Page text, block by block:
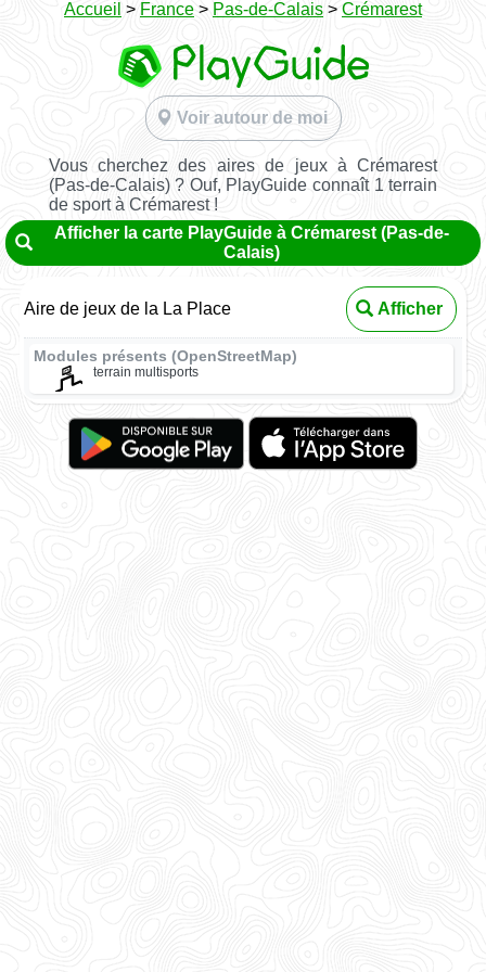
Accueil > France > Pas-de-Calais > Crémarest
Voir autour de moi
Vous cherchez des aires de jeux à Crémarest
(Pas-de-Calais) ? Ouf, PlayGuide connaît 1 terrain
de sport à Crémarest !
Afficher la carte PlayGuide à Crémarest (Pas-de-
Calais)
Aire de jeux de la La Place Afficher
Modules présents (OpenStreetMap)
terrain multisports